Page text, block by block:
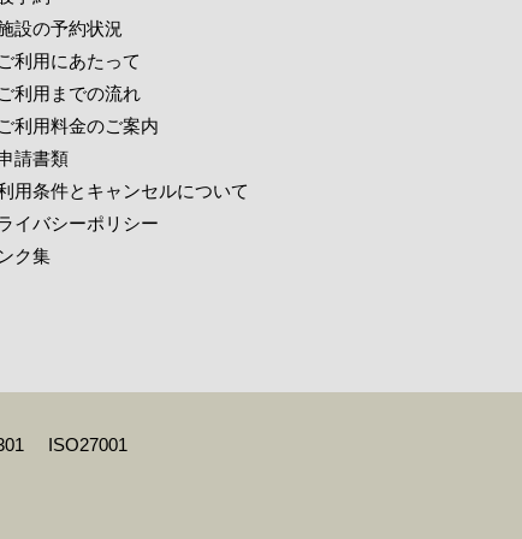
設の予約状況
利用にあたって
利用までの流れ
利用料金のご案内
請書類
用条件とキャンセルについて
イバシーポリシー
ク集
ISO27001